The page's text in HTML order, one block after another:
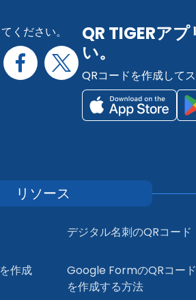
ください。
QR TIGERア
い。
QRコードを作成して
リソース
デジタル名刺のQRコード
作成
Google FormのQRコード
を作成する方法